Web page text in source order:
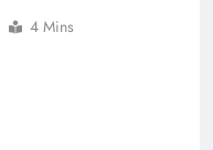
4 Mins